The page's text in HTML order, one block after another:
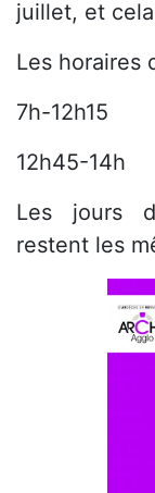
juillet, et
Les horaires
7h-12h15
12h45-14h
Les jours
restent les